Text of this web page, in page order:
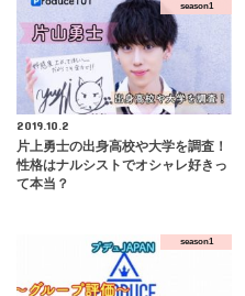
season1
2019.10.2
片上勇士の出身高校や大学を調査！
性格はナルシストでオシャレ好きっ
て本当？
season1